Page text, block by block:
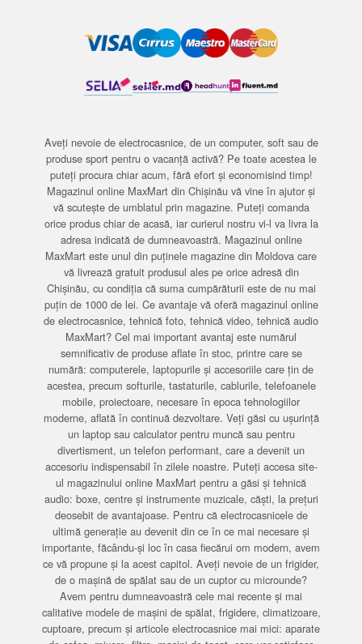
Aveți nevoie de electrocasnice, de un computer, soft sau de
produse sport pentru o vacanță activă? Pe toate acestea le
puteți procura chiar acum, fără efort și economisind timp!
Magazinul online MaxMart din Chișinău vă vine în ajutor și
vă scutește de umblatul prin magazine. Puteți comanda
orice produs chiar de acasă, iar curierul nostru vi-l va livra la
adresa indicată de dumneavoastră. Magazinul online
MaxMart este unul din puținele magazine din Moldova care
vă livrează gratuit produsul ales pe orice adresă din
Chișinău, cu condiția că suma cumpărăturii este de nu mai
puțin de 1000 de lei. Ce avantaje vă oferă magazinul online
de electrocasnice, tehnică foto, tehnică video, tehnică audio
MaxMart? Cel mai important avantaj este numărul
semnificativ de produse aflate în stoc, printre care se
numără: computerele, laptopurile și accesoriile care țin de
acestea, precum softurile, tastaturile, cablurile, telefoanele
mobile, proiectoare, necesare în epoca tehnologiilor
moderne, aflată în continuă dezvoltare. Veți găsi cu ușurință
un laptop sau calculator pentru muncă sau pentru
divertisment, un telefon performant, care a devenit un
accesoriu indispensabil în zilele noastre. Puteți accesa site-
ul magazinului online MaxMart pentru a găsi și tehnică
audio: boxe, centre și instrumente muzicale, căști, la prețuri
deosebit de avantajoase. Pentru că electrocasnicele de
ultimă generație au devenit din ce în ce mai necesare și
importante, făcându-și loc în casa fiecărui om modern, avem
ce vă propune și la acest capitol. Aveți nevoie de un frigider,
de o mașină de spălat sau de un cuptor cu microunde?
Avem pentru dumneavoastră cele mai recente și mai
calitative modele de mașini de spălat, frigidere, climatizoare,
cuptoare, precum și articole electrocasnice mai mici: aparate